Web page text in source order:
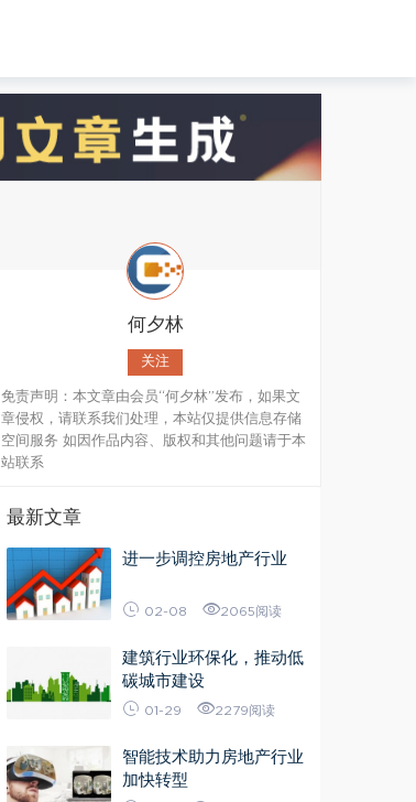
何夕林
关注
免责声明：本文章由会员“何夕林”发布，如果文
章侵权，请联系我们处理，本站仅提供信息存储
空间服务 如因作品内容、版权和其他问题请于本
站联系
最新文章
进一步调控房地产行业
02-08 2065阅读
建筑行业环保化，推动低
碳城市建设
01-29 2279阅读
智能技术助力房地产行业
加快转型